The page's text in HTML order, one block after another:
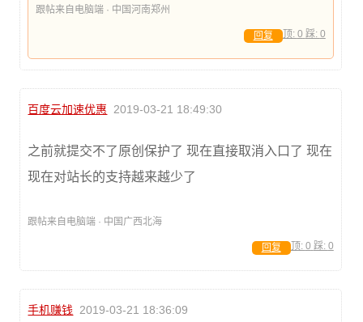
跟帖来自电脑端 · 中国河南郑州
顶: 0 踩: 0
回复
百度云加速优惠 2019-03-21 18:49:30
之前就提交不了原创保护了 现在直接取消入口了 现在
现在对站长的支持越来越少了
跟帖来自电脑端 · 中国广西北海
顶: 0 踩: 0
回复
手机赚钱 2019-03-21 18:36:09